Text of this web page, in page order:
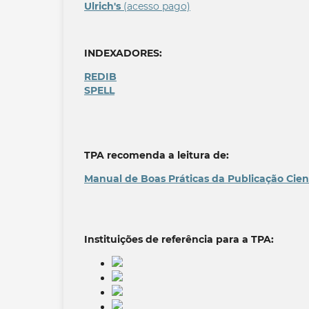
Ulrich's (acesso pago)
INDEXADORES:
REDIB
SPELL
TPA recomenda a leitura de:
Manual de Boas Práticas da Publicação
Instituições de referência para a TPA: